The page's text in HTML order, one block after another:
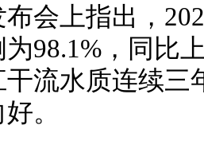
会上指出，
98.1%，同比
流水质连续三
。